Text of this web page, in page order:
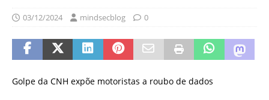
03/12/2024 mindsecblog 0
Golpe da CNH expõe motoristas a roubo de dados